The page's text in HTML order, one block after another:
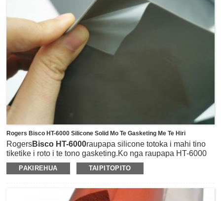
Rogers Bisco HT-6000 Silicone Solid Mo Te Gasketing Me Te Hiri
RogersBisco HT-6000raupapa silicone totoka i mahi tino
tiketike i roto i te tono gasketing.Ko nga raupapa HT-6000
he rereke nga tohu o te takutai A Durometer mai i te 10-65
hei whiriwhiri.Ko te HT-6210 he ngawari ake me te 10
takutai A me te HT-6135 he silicone totoka te manawanui,
PAKIREHUA TAIPITOPITO